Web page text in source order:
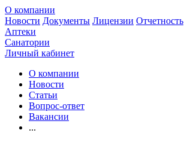
О компании
Новости Документы Лицензии Отчетность
Аптеки
Санатории
Личный кабинет
О компании
Новости
Статьи
Вопрос-ответ
Вакансии
...